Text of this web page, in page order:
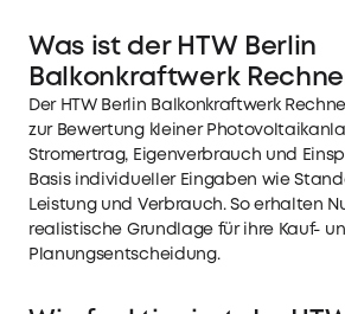
Was ist der HTW Berlin
Balkonkraftwerk
Der HTW Berlin Balkonkraftwerk
zur Bewertung kleiner
Stromertrag, Eigenverbrauch und
Basis individueller Eingaben wie
Leistung und Verbrauch. So erhalten
realistische Grundlage für ihre Kauf-
Planungsentscheidung.